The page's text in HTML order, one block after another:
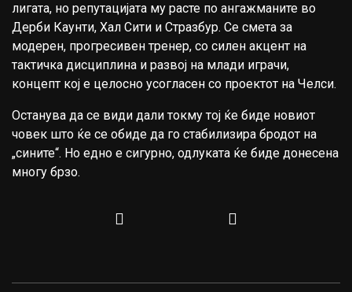
лигата, но репутацијата му расте по ангажманите во
Дерби Каунти, Хал Сити и Стразбур. Се смета за
модерен, прогресивен тренер, со силен акцент на
тактичка дисциплина и развој на млади играчи,
концепт кој е целосно усогласен со проектот на Челси.
Останува да се види дали токму тој ќе биде новиот
човек што ќе се обиде да го стабилизира бродот на
„сините“. Но едно е сигурно, одлуката ќе биде донесена
многу брзо.